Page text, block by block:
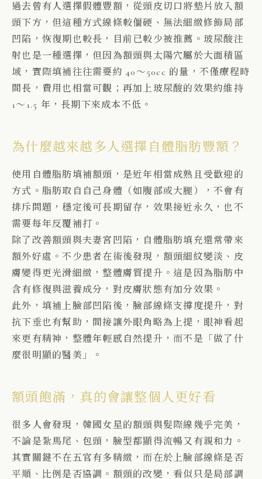
過去曾有人選擇假體豐額，從頭皮切口將墊片放入額
頭下方，但這種方式線條較僵硬、無法細緻修飾局部
凹陷，恢復期也較長，目前已較少被推薦。玻尿酸注
射也是一種選擇，但因為額頭與太陽穴屬於大面積區
域，實際填補往往需要約 40～50cc 的量，不僅療程時
間長，費用也相當可觀；再加上玻尿酸的效果約維持
1～1.5 年，長期下來成本不低。
為什麼越來越多人選擇自體脂肪豐額？
使用自體脂肪填補額頭，是近年相當成熟且受歡迎的
方式。脂肪取自自己身體（如腹部或大腿），不會有
排斥問題，穩定後可長期留存，效果接近永久，也不
需要每年反覆補打。
除了改善額頭與夫妻宮凹陷，自體脂肪填充還常帶來
額外好處。不少患者在術後發現，額頭細紋變淡、皮
膚變得更光滑細緻，整體膚質提升。這是因為脂肪中
含有修復與滋養成分，對皮膚狀態有加分效果。
此外，填補上臉部凹陷後，臉部線條支撐度提升，對
抗下垂也有幫助，間接讓外眼角略為上提，眼神看起
來更有精神，整體年輕感自然提升，而不是「做了什
麼很明顯的醫美」。
額頭飽滿，真的會讓整個人更好看
很多人會發現，韓國女星的額頭與髮際線幾乎完美，
不論是紮馬尾、包頭，臉型都顯得流暢又有親和力。
其實關鍵不在五官有多精緻，而在於上臉部線條是否
平順、比例是否協調。 額頭的改變，看似只是局部調